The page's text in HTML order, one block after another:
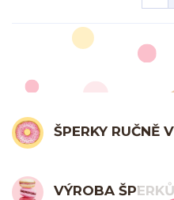
ŠPERKY RUČNĚ
VÝROBA